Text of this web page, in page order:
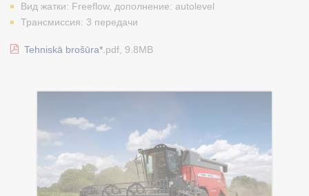
Вид жатки: Freeflow, дополнение: autolevel
Трансмиссия: 3 передачи
Tehniskā brošūra*.pdf, 9.8MB